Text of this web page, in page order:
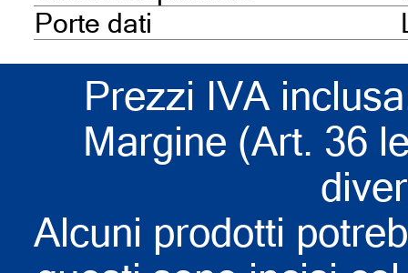
Porte dati
Prezzi IVA
Margine (Art. 36
Alcuni prodotti